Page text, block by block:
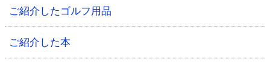
ご紹介したゴルフ用品
ご紹介した本